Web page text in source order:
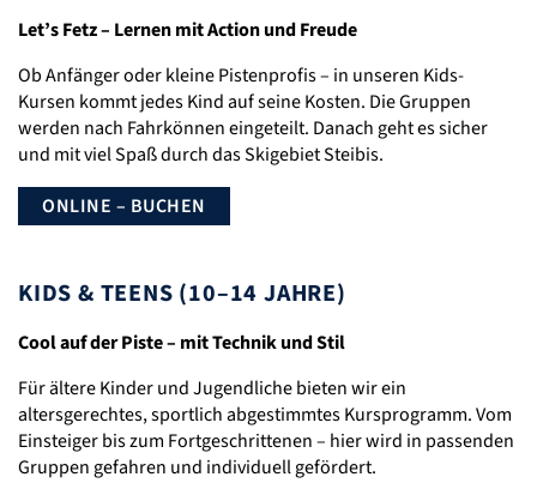
Let’s Fetz – Lernen mit Action und Freude
Ob Anfänger oder kleine Pistenprofis – in unseren Kids-
Kursen kommt jedes Kind auf seine Kosten. Die Gruppen
werden nach Fahrkönnen eingeteilt. Danach geht es sicher
und mit viel Spaß durch das Skigebiet Steibis.
ONLINE – BUCHEN
KIDS & TEENS (10–14 JAHRE)
Cool auf der Piste – mit Technik und Stil
Für ältere Kinder und Jugendliche bieten wir ein
altersgerechtes, sportlich abgestimmtes Kursprogramm. Vom
Einsteiger bis zum Fortgeschrittenen – hier wird in passenden
Gruppen gefahren und individuell gefördert.